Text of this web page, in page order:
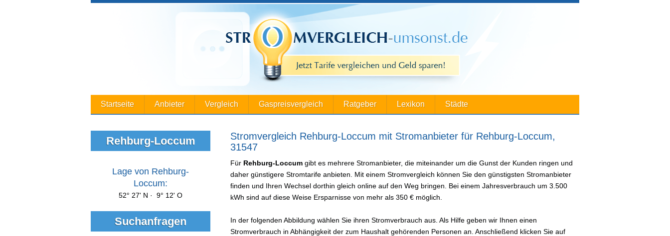
Startseite Anbieter Vergleich Gaspreisvergleich Ratgeber Lexikon Städte
Stromvergleich Rehburg-Loccum mit Stromanbieter für Rehburg-Loccum,
31547
Für Rehburg-Loccum gibt es mehrere Stromanbieter, die miteinander um die Gunst der Kunden ringen und
daher günstigere Stromtarife anbieten. Mit einem Stromvergleich können Sie den günstigsten Stromanbieter
finden und Ihren Wechsel dorthin gleich online auf den Weg bringen. Bei einem Jahresverbrauch um 3.500
kWh sind auf diese Weise Ersparnisse von mehr als 350 € möglich.
In der folgenden Abbildung wählen Sie ihren Stromverbrauch aus. Als Hilfe geben wir Ihnen einen
Stromverbrauch in Abhängigkeit der zum Haushalt gehörenden Personen an. Anschließend klicken Sie auf
Rehburg-Loccum
Lage von Rehburg-
Loccum:
52° 27' N · 9° 12' O
Suchanfragen